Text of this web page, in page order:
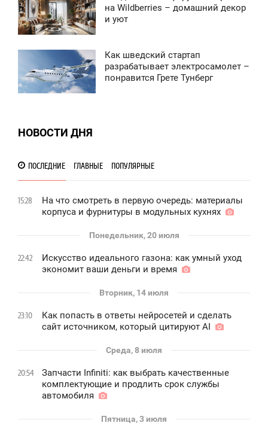
на Wildberries – домашний декор
и уют
Как шведский стартап
разрабатывает электросамолет –
понравится Грете Тунберг
НОВОСТИ ДНЯ
ПОСЛЕДНИЕ ГЛАВНЫЕ ПОПУЛЯРНЫЕ
15:28
На что смотреть в первую очередь: материалы
корпуса и фурнитуры в модульных кухнях
Понедельник, 20 июля
22:42
Искусство идеального газона: как умный уход
экономит ваши деньги и время
Вторник, 14 июля
23:10
Как попасть в ответы нейросетей и сделать
сайт источником, который цитируют AI
Среда, 8 июля
20:54
Запчасти Infiniti: как выбрать качественные
комплектующие и продлить срок службы
автомобиля
Пятница, 3 июля